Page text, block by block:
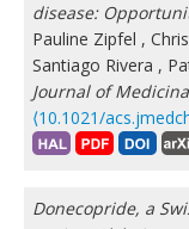
disease:
Pauline Zipfel ,
Santiago Rivera ,
Journal of
⟨10.1021/
Donecopride, a